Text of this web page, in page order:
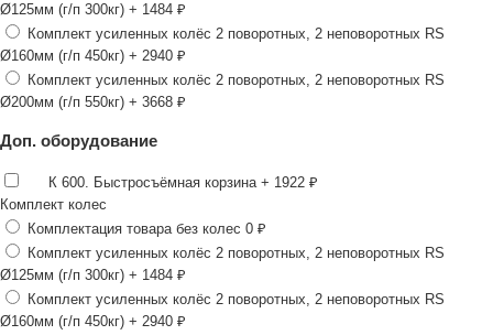
Ø125мм (г/п 300кг) + 1484 ₽
Комплект усиленных колёс 2 поворотных, 2 неповоротных RS
Ø160мм (г/п 450кг) + 2940 ₽
Комплект усиленных колёс 2 поворотных, 2 неповоротных RS
Ø200мм (г/п 550кг) + 3668 ₽
Доп. оборудование
К 600. Быстросъёмная корзина + 1922 ₽
Комплект колес
Комплектация товара без колес 0 ₽
Комплект усиленных колёс 2 поворотных, 2 неповоротных RS
Ø125мм (г/п 300кг) + 1484 ₽
Комплект усиленных колёс 2 поворотных, 2 неповоротных RS
Ø160мм (г/п 450кг) + 2940 ₽